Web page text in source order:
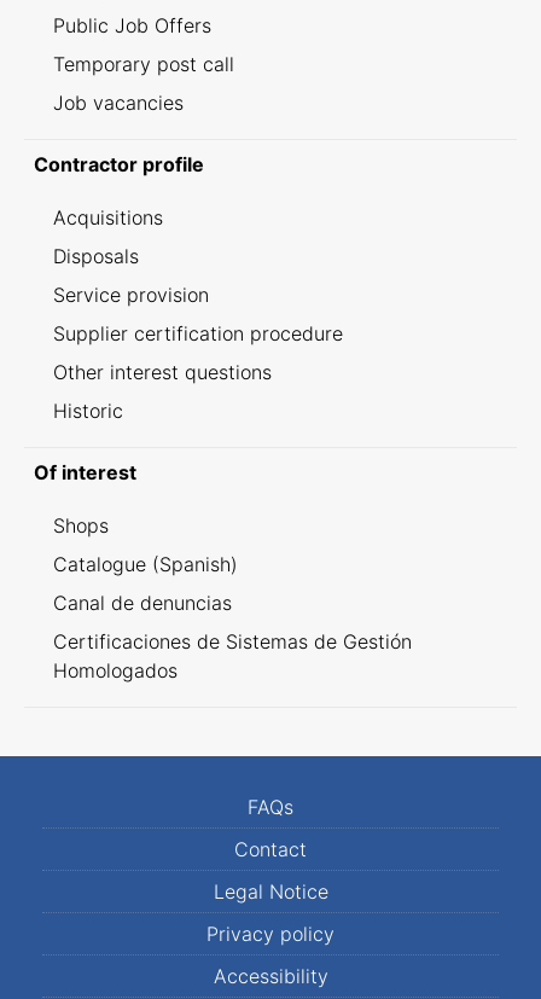
Public Job Offers
Temporary post call
Job vacancies
Contractor profile
Acquisitions
Disposals
Service provision
Supplier certification procedure
Other interest questions
Historic
Of interest
Shops
Catalogue (Spanish)
Canal de denuncias
Certificaciones de Sistemas de Gestión
Homologados
FAQs
Contact
Legal Notice
Privacy policy
Accessibility